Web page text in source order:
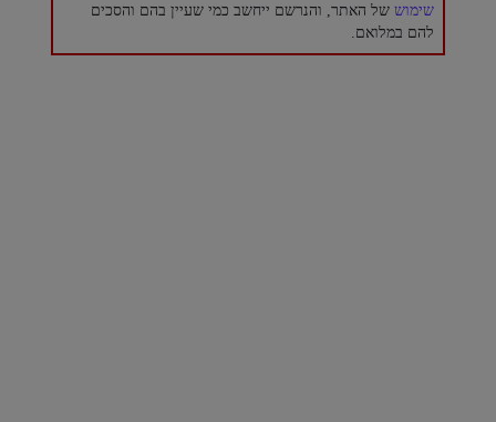
שימוש של האתר, והנרשם ייחשב כמי שעיין בהם והסכים
להם במלואם.